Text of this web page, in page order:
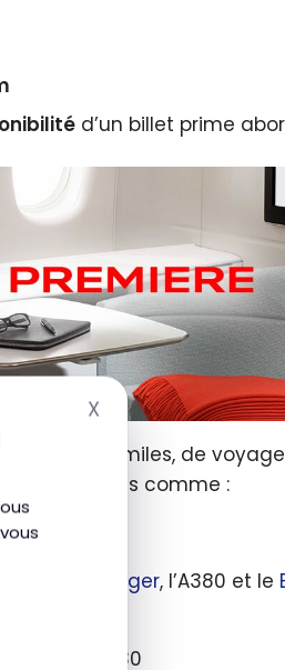
XMasquer le
d’un billet prime
points et miles, de
comme :
Game Changer, l’A380 et le
l’A340, l’A330